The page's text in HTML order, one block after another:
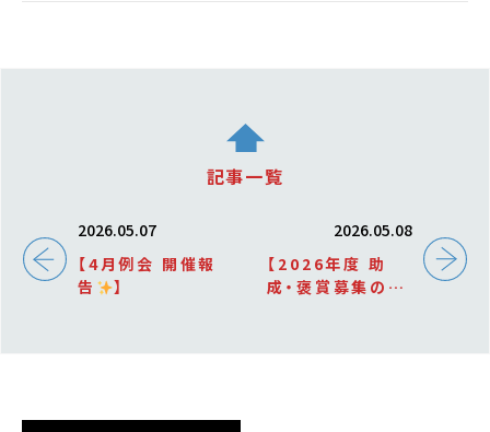
2026.05.07
【4月例会 開催報
告
】
記事一覧
2026.05.08
【2026年度 助
成・褒賞募集のお